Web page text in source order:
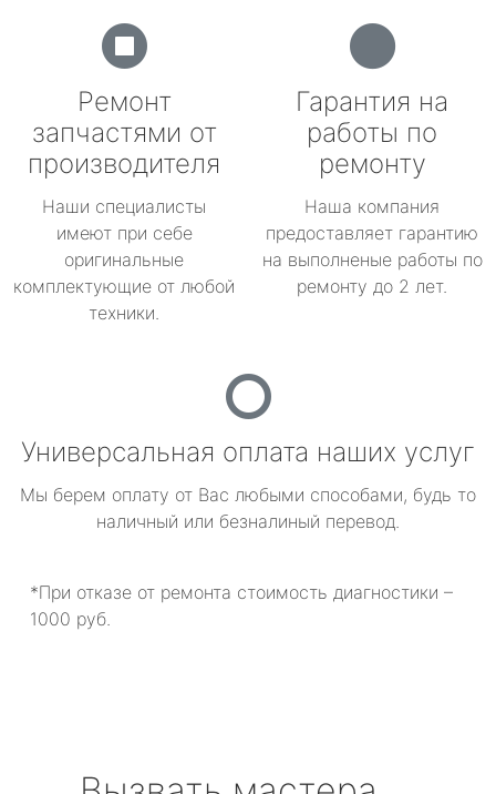
Ремонт
запчастями от
производителя
Наши специалисты
имеют при себе
оригинальные
комплектующие от любой
техники.
Гарантия на
работы по
ремонту
Наша компания
предоставляет гарантию
на выполненые работы по
ремонту до 2 лет.
Универсальная оплата наших услуг
Мы берем оплату от Вас любыми способами, будь то
наличный или безналиный перевод.
*При отказе от ремонта стоимость диагностики –
1000 руб.